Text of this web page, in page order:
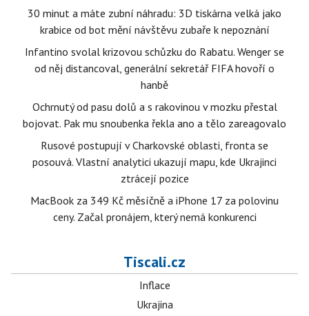
30 minut a máte zubní náhradu: 3D tiskárna velká jako
krabice od bot mění návštěvu zubaře k nepoznání
Infantino svolal krizovou schůzku do Rabatu. Wenger se
od něj distancoval, generální sekretář FIFA hovoří o
hanbě
Ochrnutý od pasu dolů a s rakovinou v mozku přestal
bojovat. Pak mu snoubenka řekla ano a tělo zareagovalo
Rusové postupují v Charkovské oblasti, fronta se
posouvá. Vlastní analytici ukazují mapu, kde Ukrajinci
ztrácejí pozice
MacBook za 349 Kč měsíčně a iPhone 17 za polovinu
ceny. Začal pronájem, který nemá konkurenci
Tiscali.cz
Inflace
Ukrajina